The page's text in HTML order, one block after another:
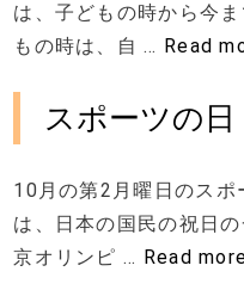
は、子どもの時から今
もの時は、自 … Read
スポーツの
10月の第2月曜日のスポ
は、日本の国民の祝日
京オリンピ … Read